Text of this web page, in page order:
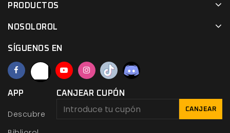
PRODUCTOS
NOSOLOROL
SÍGUENOS EN
APP
Descubre
CANJEAR CUPÓN
CANJEAR